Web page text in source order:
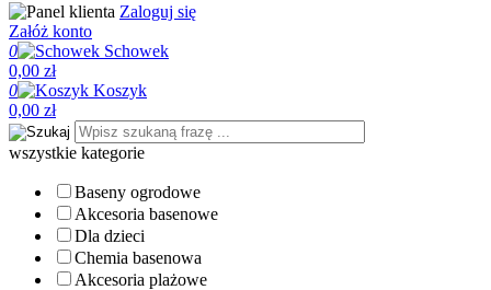
Zaloguj się
Załóż konto
0
Schowek
0,00 zł
0
Koszyk
0,00 zł
wszystkie kategorie
Baseny ogrodowe
Akcesoria basenowe
Dla dzieci
Chemia basenowa
Akcesoria plażowe